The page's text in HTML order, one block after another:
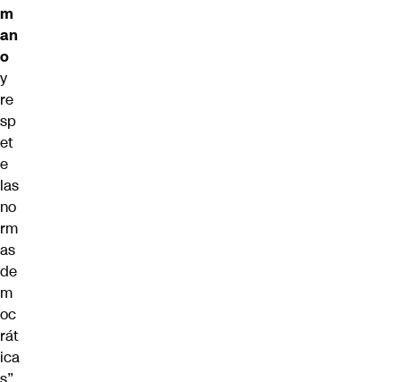
m
an
o
y
re
sp
et
e
las
no
rm
as
de
m
oc
rát
ica